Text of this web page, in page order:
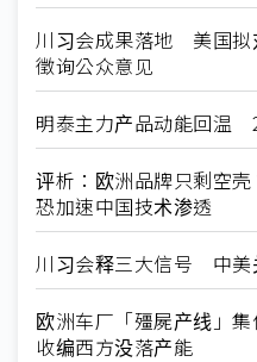
川习会成果落地 美国拟
徵询公众意见
明泰主力产品动能回温
评析：欧洲品牌只剩空
恐加速中国技术渗透
川习会释三大信号 中美
欧洲车厂「殭屍产线」
收编西方没落产能